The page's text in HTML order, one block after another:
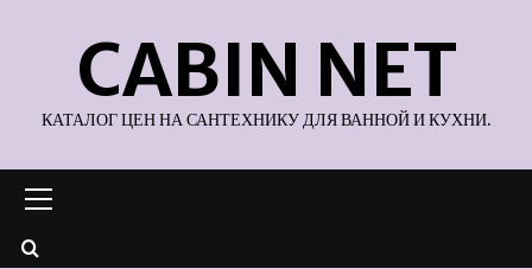
содержимомуCABIN NET
КАТАЛОГ ЦЕН НА САНТЕХНИКУ ДЛЯ ВАННОЙ И КУХНИ.
меню